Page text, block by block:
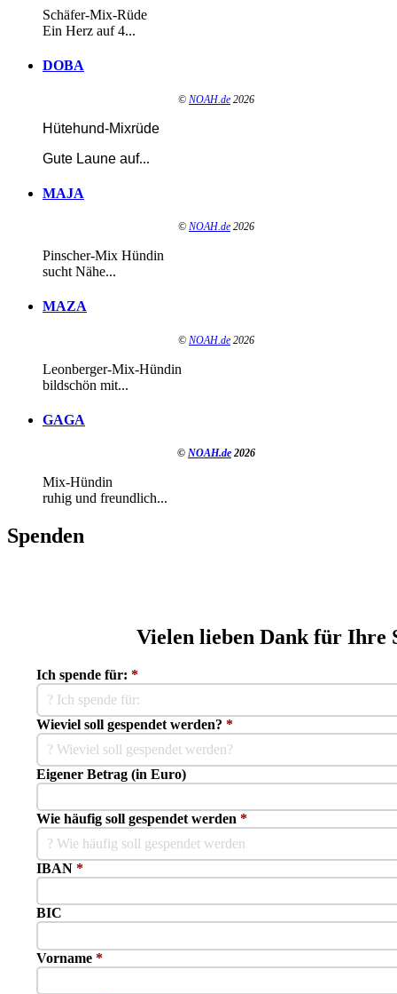
Schäfer-Mix-Rüde
Ein Herz auf 4...
DOBA
© NOAH.de 2026
Hütehund-Mixrüde
Gute Laune auf...
MAJA
© NOAH.de 2026
Pinscher-Mix Hündin
sucht Nähe...
MAZA
© NOAH.de 2026
Leonberger-Mix-Hündin
bildschön mit...
GAGA
© NOAH.de 2026
Mix-Hündin
ruhig und freundlich...
Spenden
Vielen lieben Dank für Ihre
Ich spende für: *
? Ich spende für:
Wieviel soll gespendet werden? *
? Wieviel soll gespendet werden?
Eigener Betrag (in Euro)
Wie häufig soll gespendet werden *
? Wie häufig soll gespendet werden
IBAN *
BIC
Vorname *